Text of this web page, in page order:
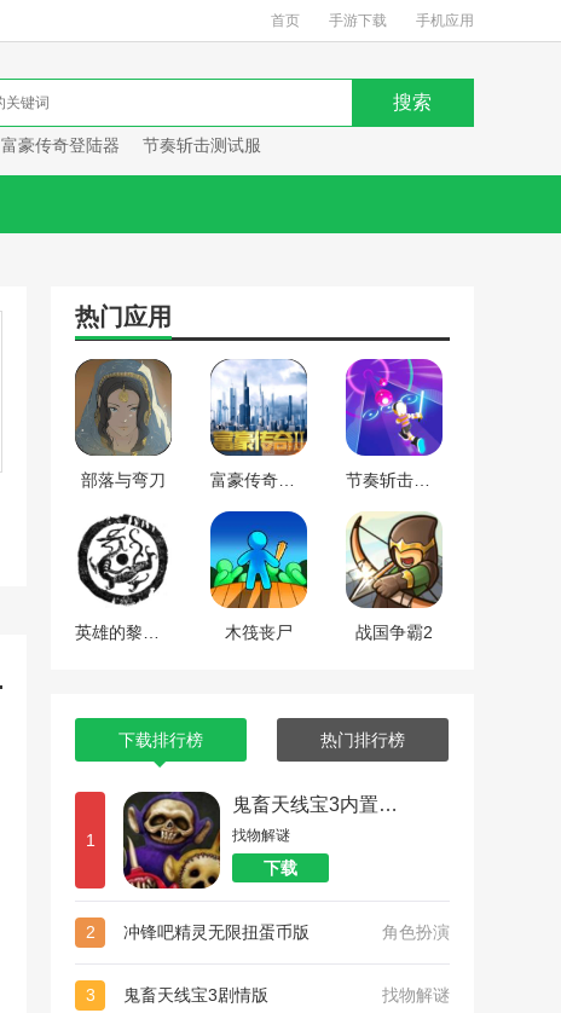
首页 手游下载 手机应用
富豪传奇登陆器 节奏斩击测试服
热门应用
部落与弯刀
木筏丧尸 战国争霸2
下载排行榜 热门排行榜
1
鬼畜天线宝3内置菜单
找物解谜
下载
2 冲锋吧精灵无限扭蛋币版 角色扮演
3 鬼畜天线宝3剧情版 找物解谜